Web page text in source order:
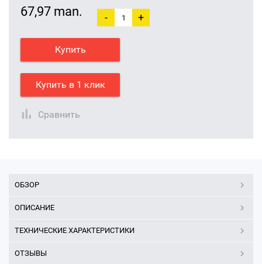
67,97 man. - +
Купить
Купить в 1 клик
Сравнить
ОБЗОР
ОПИСАНИЕ
ТЕХНИЧЕСКИЕ ХАРАКТЕРИСТИКИ
ОТЗЫВЫ